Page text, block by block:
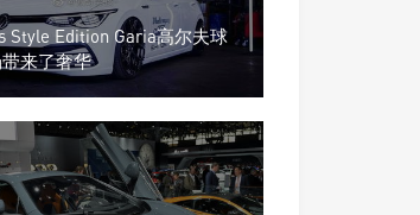
Style Edition Garia高尔夫球
来了奢华